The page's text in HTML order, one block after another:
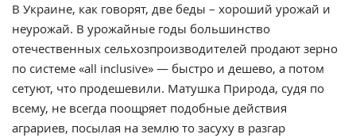
В Украине, как говорят, две беды – хороший урожай и
неурожай. В урожайные годы большинство
отечественных сельхозпроизводителей продают зерно
по системе «all inclusive» — быстро и дешево, а потом
сетуют, что продешевили. Матушка Природа, судя по
всему, не всегда поощряет подобные действия
аграриев, посылая на землю то засуху в разгар